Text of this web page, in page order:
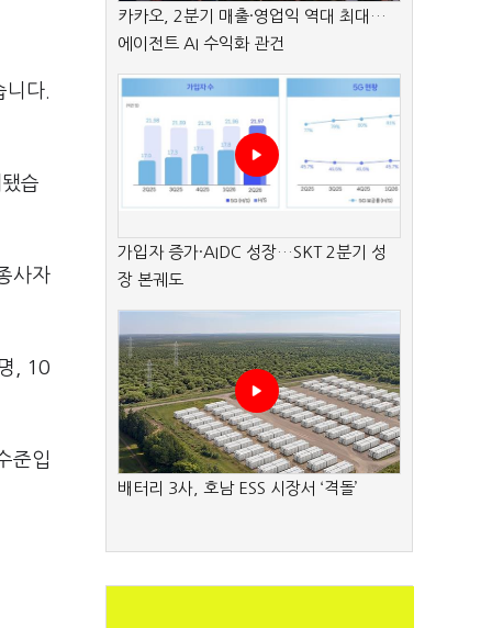
다.
습
사자
, 10
준입
카카오, 2분기 매출·영업익 역대 최대…
에이전트 AI 수익화 관건
가입자 증가·AIDC 성장…SKT 2분기 성
장 본궤도
배터리 3사, 호남 ESS 시장서 ‘격돌’